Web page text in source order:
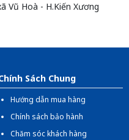
Vũ Hoà - H.Kiến Xương
- Ấp Đồng - Phước Tân -
Sách Chung
Hướng dẫn mua hàng
Chính sách bảo hành
Chăm sóc khách hàng